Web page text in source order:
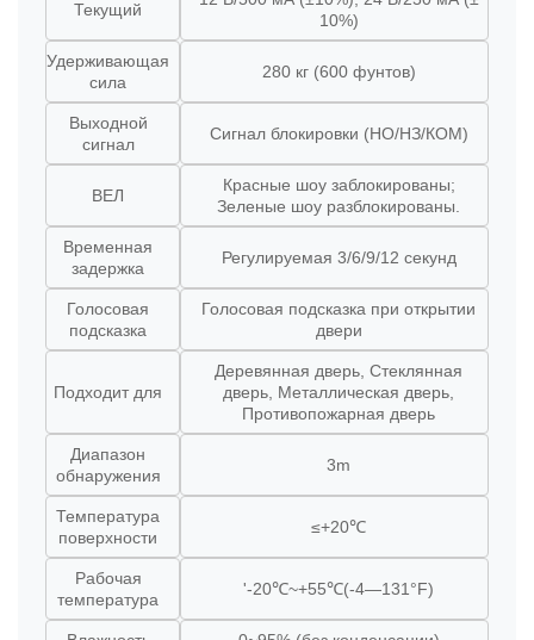
Текущий
10%)
Удерживающая
сила
280 кг (600 фунтов)
Выходной
сигнал
Сигнал блокировки (НО/НЗ/КОМ)
ВЕЛ
Красные шоу заблокированы;
Зеленые шоу разблокированы.
Временная
задержка
Регулируемая 3/6/9/12 секунд
Голосовая
подсказка
Голосовая подсказка при открытии
двери
Подходит для
Деревянная дверь, Стеклянная
дверь, Металлическая дверь,
Противопожарная дверь
Диапазон
обнаружения
3m
Температура
поверхности
≤+20℃
Рабочая
температура
'-20℃~+55℃(-4—131°F)